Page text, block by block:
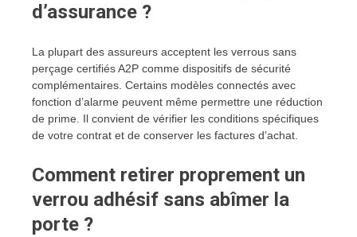
d’assurance ?
La plupart des assureurs acceptent les verrous sans
perçage certifiés A2P comme dispositifs de sécurité
complémentaires. Certains modèles connectés avec
fonction d’alarme peuvent même permettre une réduction
de prime. Il convient de vérifier les conditions spécifiques
de votre contrat et de conserver les factures d’achat.
Comment retirer proprement un
verrou adhésif sans abîmer la
porte ?